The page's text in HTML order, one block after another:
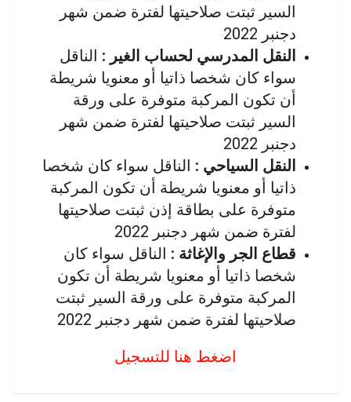
السير ثبتت صلاحيتها لفترة ضمن شهر
دجنبر 2022
النقل المدرسي لحساب الغير : الناقل
سواء كان شخصا ذاتيا أو معنويا شريطة
أن تكون المركبة متوفرة على ورقة
السير ثبتت صلاحيتها لفترة ضمن شهر
دجنبر 2022
النقل السياحي : الناقل سواء كان شخصا
ذاتيا أو معنويا شريطة أن تكون المركبة
متوفرة على بطاقة إذن ثبتت صلاحيتها
لفترة ضمن شهر دجنبر 2022
قطاع الجر والإغاثة : الناقل سواء كان
شخصا ذاتيا أو معنويا شريطة أن تكون
المركبة متوفرة على ورقة السير ثبتت
صلاحيتها لفترة ضمن شهر دجنبر 2022
اضغط هنا للتسجيل